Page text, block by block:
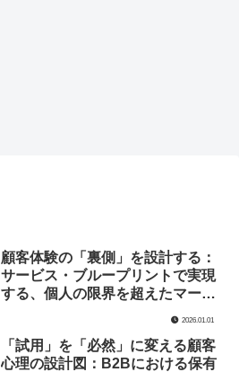
顧客体験の「裏側」を設計する：
サービス・ブループリントで実現
する、個人の限界を超えたマーケ
2026.01.01
「試用」を「必然」に変える顧客
心理の設計図：B2Bにおける保有